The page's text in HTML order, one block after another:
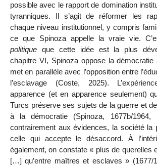
possible avec le rapport de domination
tyranniques. Il s’agit de réformer les
chaque niveau institutionnel, y compris
ce que Spinoza appelle la vraie vie.
politique que cette idée est la plus
chapitre VI, Spinoza oppose la démocratie
met en parallèle avec l’opposition entre
l’esclavage (Coste, 2025).
apparence (et en apparence seulement)
Turcs préserve ses sujets de la guerre et de
à la démocratie (Spinoza, 1677b/1964,
contrairement aux évidences, la société la
celle qui accepte le désaccord. À
également, on constate « plus de querelles
[…] qu’entre maîtres et esclaves » (1677/